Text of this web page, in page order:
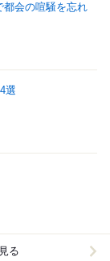
都会の喧騒を忘れ
選
る